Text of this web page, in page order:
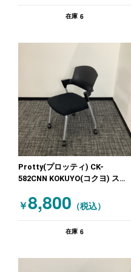
在庫 6
Protty(プロッティ) CK-
582CNN KOKUYO(コクヨ) スタ
ラック
￥8,800 （税込）
在庫 6